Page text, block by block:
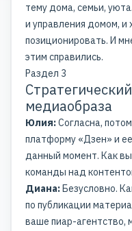
тему дома, семьи,
и управления домом, и
позиционировать. И
этим справились.
Раздел 3
медиаобраза
Юлия:Согласна,
платформу «Дзен» и
данный момент. Как
команды над
Диана:Безусловно.
по публикации
ваше пиар-агентство,